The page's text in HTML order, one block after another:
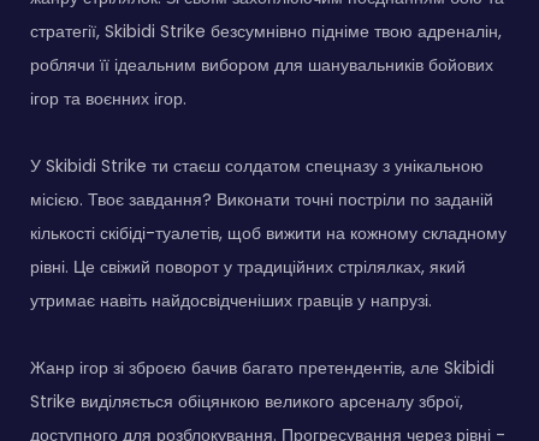
стратегії, Skibidi Strike безсумнівно підніме твою адреналін,
роблячи її ідеальним вибором для шанувальників бойових
ігор та воєнних ігор.
У Skibidi Strike ти стаєш солдатом спецназу з унікальною
місією. Твоє завдання? Виконати точні постріли по заданій
кількості скібіді-туалетів, щоб вижити на кожному складному
рівні. Це свіжий поворот у традиційних стрілялках, який
утримає навіть найдосвідченіших гравців у напрузі.
Жанр ігор зі зброєю бачив багато претендентів, але Skibidi
Strike виділяється обіцянкою великого арсеналу зброї,
доступного для розблокування. Прогресування через рівні -